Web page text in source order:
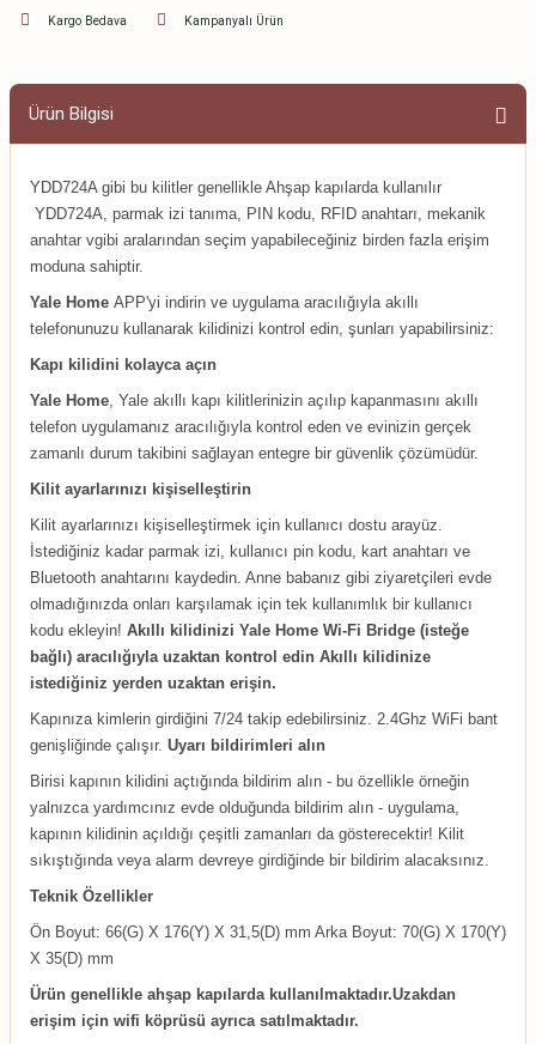
Kargo Bedava Kampanyalı Ürün
Ürün Bilgisi
YDD724A gibi bu kilitler genellikle Ahşap kapılarda kullanılır
YDD724A, parmak izi tanıma, PIN kodu, RFID anahtarı, mekanik
anahtar vgibi aralarından seçim yapabileceğiniz birden fazla erişim
moduna sahiptir.
Yale Home APP'yi indirin ve uygulama aracılığıyla akıllı
telefonunuzu kullanarak kilidinizi kontrol edin, şunları yapabilirsiniz:
Kapı kilidini kolayca açın
Yale Home, Yale akıllı kapı kilitlerinizin açılıp kapanmasını akıllı
telefon uygulamanız aracılığıyla kontrol eden ve evinizin gerçek
zamanlı durum takibini sağlayan entegre bir güvenlik çözümüdür.
Kilit ayarlarınızı kişiselleştirin
Kilit ayarlarınızı kişiselleştirmek için kullanıcı dostu arayüz.
İstediğiniz kadar parmak izi, kullanıcı pin kodu, kart anahtarı ve
Bluetooth anahtarını kaydedin. Anne babanız gibi ziyaretçileri evde
olmadığınızda onları karşılamak için tek kullanımlık bir kullanıcı
kodu ekleyin! Akıllı kilidinizi Yale Home Wi-Fi Bridge (isteğe
bağlı) aracılığıyla uzaktan kontrol edin Akıllı kilidinize
istediğiniz yerden uzaktan erişin.
Kapınıza kimlerin girdiğini 7/24 takip edebilirsiniz. 2.4Ghz WiFi bant
genişliğinde çalışır. Uyarı bildirimleri alın
Birisi kapının kilidini açtığında bildirim alın - bu özellikle örneğin
yalnızca yardımcınız evde olduğunda bildirim alın - uygulama,
kapının kilidinin açıldığı çeşitli zamanları da gösterecektir! Kilit
sıkıştığında veya alarm devreye girdiğinde bir bildirim alacaksınız.
Teknik Özellikler
Ön Boyut: 66(G) X 176(Y) X 31,5(D) mm Arka Boyut: 70(G) X 170(Y)
X 35(D) mm
Ürün genellikle ahşap kapılarda kullanılmaktadır.Uzakdan
erişim için wifi köprüsü ayrıca satılmaktadır.